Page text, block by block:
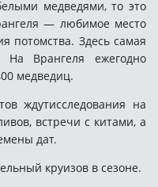
медведями, то это
— любимое место
потомства. Здесь самая
На Врангеля ежегодно
медведиц.
ждутисследования на
встречи с китами, а
дат.
круизов в сезоне.